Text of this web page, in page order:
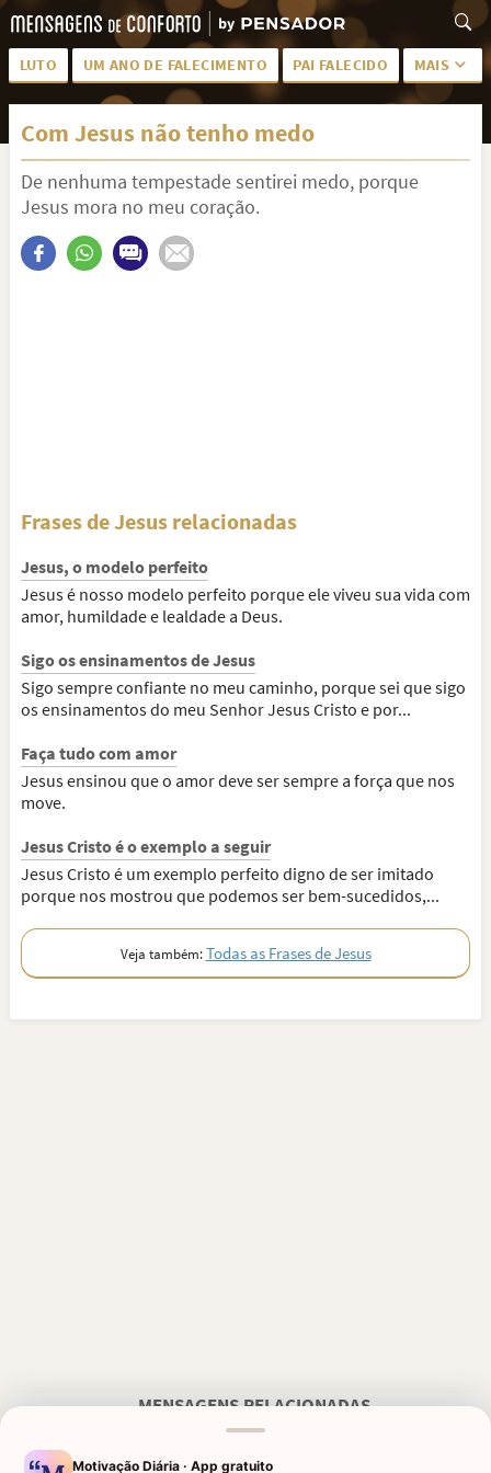
LUTO UM ANO DE FALECIMENTO PAI FALECIDO MAIS
LUTO PARA AMIGA PALAVRAS
PÊSAMES PARA AMIGA DESCANSE EM PAZ
FRASES DE LUTO PARA AMIGO
Com Jesus não tenho medo
De nenhuma tempestade sentirei medo, porque
Jesus mora no meu coração.
Frases de Jesus relacionadas
Jesus, o modelo perfeito
Jesus é nosso modelo perfeito porque ele viveu sua vida com
amor, humildade e lealdade a Deus.
Sigo os ensinamentos de Jesus
Sigo sempre confiante no meu caminho, porque sei que sigo
os ensinamentos do meu Senhor Jesus Cristo e por...
Faça tudo com amor
Jesus ensinou que o amor deve ser sempre a força que nos
move.
Jesus Cristo é o exemplo a seguir
Jesus Cristo é um exemplo perfeito digno de ser imitado
porque nos mostrou que podemos ser bem-sucedidos,...
Veja também:Todas as Frases de Jesus
MENSAGENS RELACIONADAS
CONFORTO DE DEUS PARA
Motivação Diária · App gratuito